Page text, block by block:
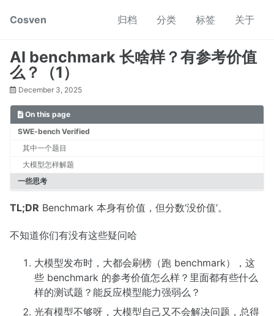
navigation
Cosven 归档 分类 标签 关于
AI benchmark 长啥样？有参考价值
么？（1）
December 3, 2025
On this page
SWE-bench Verified
其中一个题目
大模型怎样解题
一些思考
TL;DR Benchmark 本身有价值，但分数‘没价值’。
不知道你们有没有这些疑问哈
大模型发布时，大都会刷榜（跑 benchmark），这
些 benchmark 的参考价值怎么样？里面都有些什么
样的测试题？能反应模型能力强弱么？
光有模型不够呀，大模型自己又不会解决问题，总得